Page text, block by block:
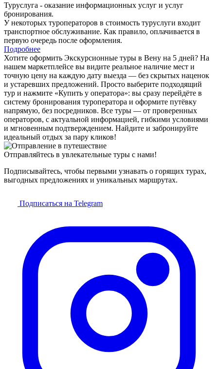
Туруслуга - оказание информационных услуг и услуг
бронирования.
У некоторых туроператоров в стоимость туруслуги входит
транспортное обслуживание. Как правило, оплачивается в
первую очередь после оформления.
Подробнее
Хотите оформить Экскурсионные туры в Вену на 5 дней? На
нашем маркетплейсе вы видите реальное наличие мест и
точную цену на каждую дату выезда — без скрытых наценок
и устаревших предложений. Просто выберите подходящий
тур и нажмите «Купить у оператора»: вы сразу перейдёте в
систему бронирования туроператора и оформите путёвку
напрямую, без посредников. Все туры — от проверенных
операторов, с актуальной информацией, гибкими условиями
и мгновенным подтверждением. Найдите и забронируйте
идеальный отдых за пару кликов!
Отправляйтесь в увлекательные туры с нами!
Подписывайтесь, чтобы первыми узнавать о горящих турах,
выгодных предложениях и уникальных маршрутах.
Подписаться на Telegram